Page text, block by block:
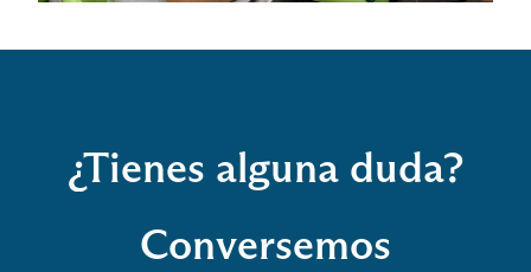
¿Tienes alguna duda?
Conversemos